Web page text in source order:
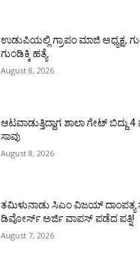
ಉಡುಪಿಯಲ್ಲಿ ಗ್ರಾಪಂ ಮಾಜಿ ಅಧ್ಯಕ್ಷ,
ಗುಂಡಿಕ್ಕಿ ಹತ್ಯೆ
August 8, 2026
ಆಟವಾಡುತ್ತಿದ್ದಾಗ ಶಾಲಾ ಗೇಟ್‌ ಬಿದ್ದು
ಸಾವು
August 8, 2026
ತಮಿಳುನಾಡು ಸಿಎಂ ವಿಜಯ್‌ ದಾಂಪತ್ಯ
ಡಿವೋರ್ಸ್‌ ಅರ್ಜಿ ವಾಪಸ್‌ ಪಡೆದ ಪತ್ನಿ!
August 7, 2026